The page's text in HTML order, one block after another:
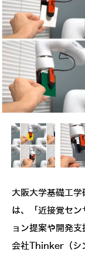
大阪大学基礎工
は、「近接覚セ
ョン提案や開発
会社Thinker（シ